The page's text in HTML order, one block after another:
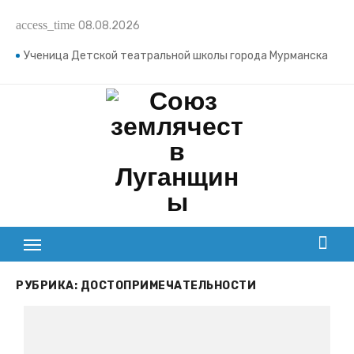
содержимому
access_time 08.08.2026
Ученица Детской театральной школы города Мурманска
Открытого творческого фестиваля «ZA СВОих»,
посвящённого СВО, на большой сцене Мурманского
областного театра кукол отрывок из произведения
Фаины Савенковой «Детский смех Победы». Педагог —
объединившая ключевые фигуры культурной и
Луганской Народной Республики. Инициатором
РУБРИКА: ДОСТОПРИМЕЧАТЕЛЬНОСТИ